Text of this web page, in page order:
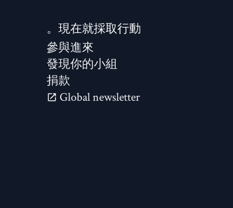
現在就採取行動。
參與進來
發現你的小組
捐款
Global newsletter